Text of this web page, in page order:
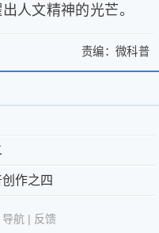
文精神的光芒。
责编： 微科普
作之四
导航 | 反馈